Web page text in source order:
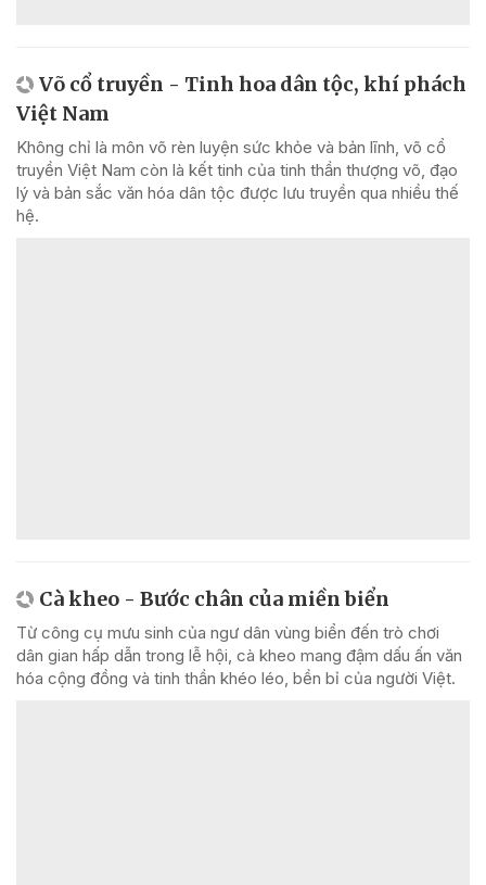
Võ cổ truyền - Tinh hoa dân tộc, khí phách
Việt Nam
Không chỉ là môn võ rèn luyện sức khỏe và bản lĩnh, võ cổ
truyền Việt Nam còn là kết tinh của tinh thần thượng võ, đạo
lý và bản sắc văn hóa dân tộc được lưu truyền qua nhiều thế
hệ.
Cà kheo - Bước chân của miền biển
Từ công cụ mưu sinh của ngư dân vùng biển đến trò chơi
dân gian hấp dẫn trong lễ hội, cà kheo mang đậm dấu ấn văn
hóa cộng đồng và tinh thần khéo léo, bền bỉ của người Việt.